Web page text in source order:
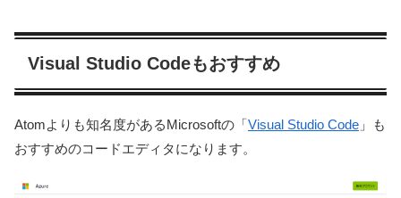
Visual Studio Codeもおすすめ
Atomよりも知名度があるMicrosoftの「Visual Studio Code 」も
おすすめのコードエディタになります。